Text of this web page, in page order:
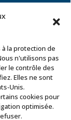
la protection de
n'utilisons pas
le contrôle des
Elles ne sont
Unis.
cookies pour
optimisée.
Pâté